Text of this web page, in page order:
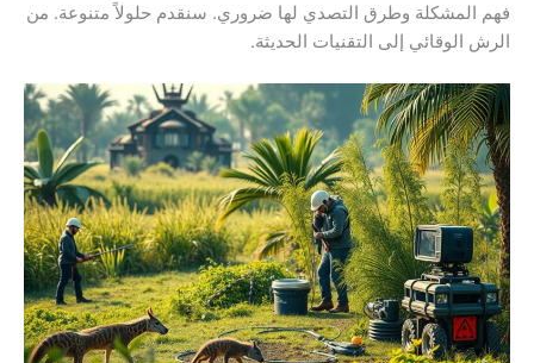
فهم المشكلة وطرق التصدي لها ضروري. سنقدم حلولاً متنوعة. من
الرش الوقائي إلى التقنيات الحديثة.